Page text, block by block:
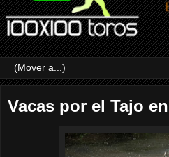
Vacas por el Tajo